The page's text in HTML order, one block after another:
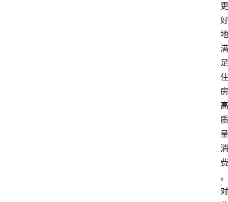
更
好
地
满
足
住
房
高
质
量
消
费
。
对